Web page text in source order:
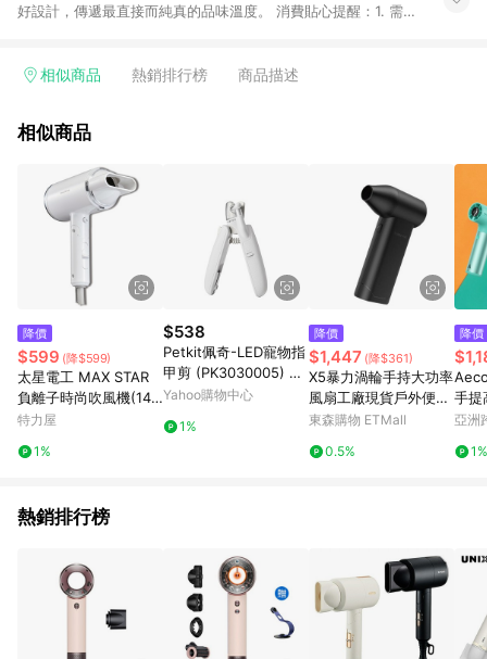
好設計，傳遞最直接而純真的品味溫度。 消費貼心提醒：1. 需透
APP下單，將不符合贈點資格。 3. 點數將於出貨後60天前後發
相似商品 熱銷排行榜 商品描述
相似商品
降價
$599 (降$599)
太星電工 MAX STAR
負離子時尚吹風機(140
0W) HN1400 白色
特力屋
1%
$538
Petkit佩奇-LED寵物指
甲剪 (PK3030005) 台
灣公司貨
Yahoo購物中心
1%
降價
$1,447 (降$361)
X5暴力渦輪手持大功率
風扇工廠現貨戶外便攜
多功能高速渦輪風扇
東森購物 ETMall
0.5%
降價
手提
亞洲
1%
熱銷排行榜